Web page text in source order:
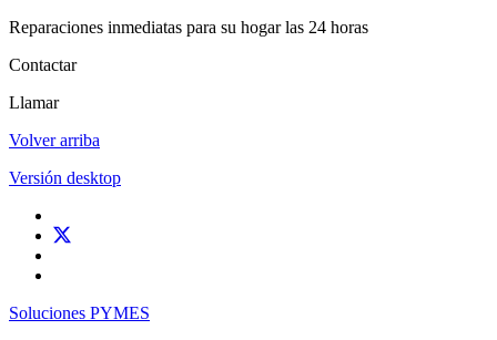
Reparaciones inmediatas para su hogar las 24 horas
Contactar
Llamar
Volver arriba
Versión desktop
Soluciones PYMES